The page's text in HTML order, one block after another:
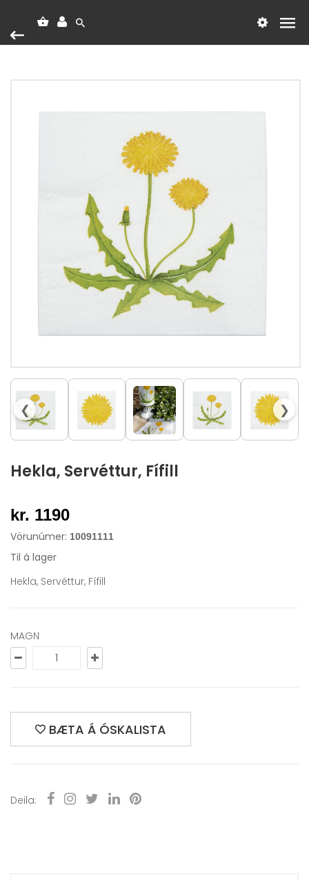
❮ ❯
Hekla, Servéttur, Fífill
kr. 1190
Vörunúmer: 10091111
Til á lager
Hekla, Servéttur, Fífill
MAGN
BÆTA Á ÓSKALISTA
Deila: